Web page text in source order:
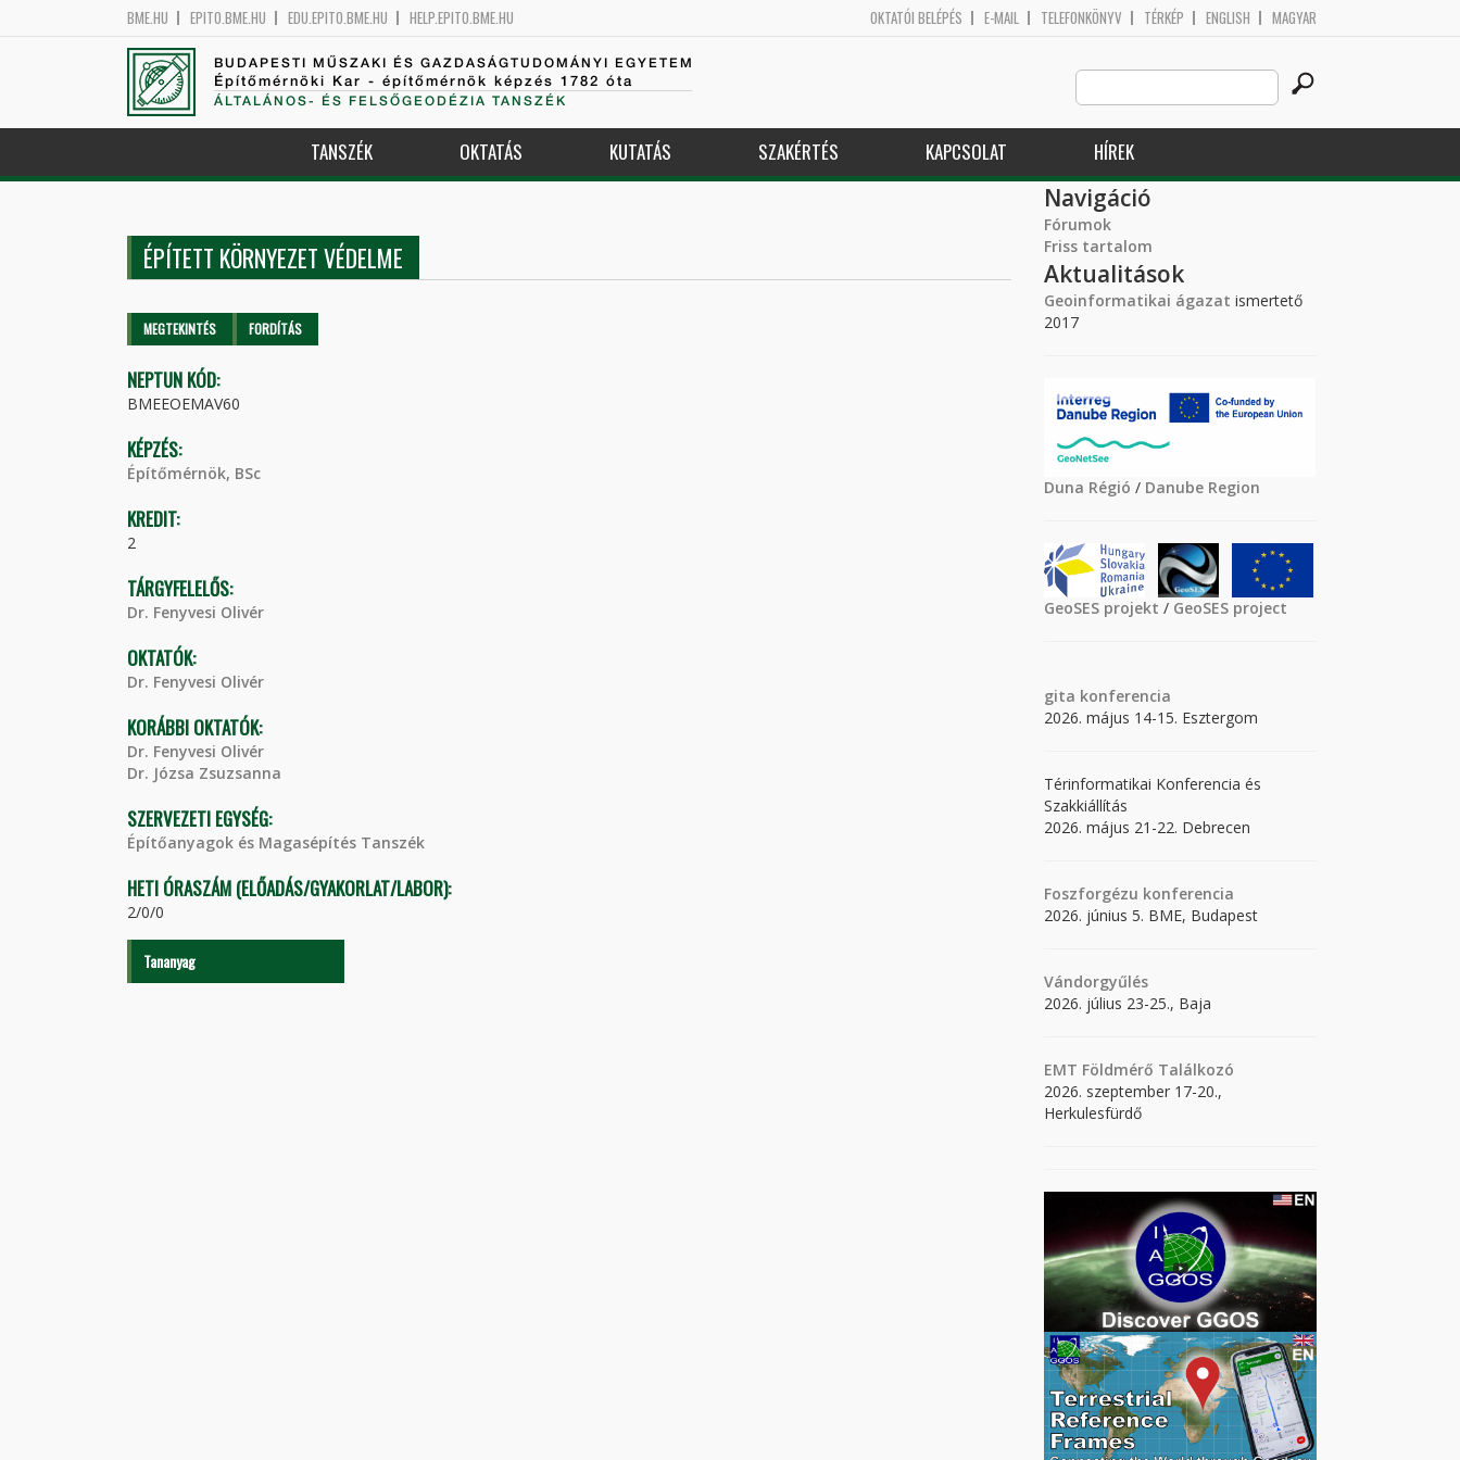
BME.HU EPITO.BME.HU EDU.EPITO.BME.HU HELP.EPITO.BME.HU OKTATÓI BELÉPÉS E-MAIL TELEFONKÖNYV TÉRKÉP ENGLISH MAGYAR
BUDAPESTI MŰSZAKI ÉS GAZDASÁGTUDOMÁNYI EGYETEM
Építőmérnöki Kar - építőmérnök képzés 1782 óta
ÁLTALÁNOS- ÉS FELSŐGEODÉZIA TANSZÉK
Search
this
site
TANSZÉK OKTATÁS KUTATÁS SZAKÉRTÉS KAPCSOLAT HÍREK
ÉPÍTETT KÖRNYEZET VÉDELME
Elsődleges fülek
MEGTEKINTÉS (AKTÍVFORDÍTÁS
NEPTUN KÓD:
BMEEOEMAV60
KÉPZÉS:
Építőmérnök, BSc
KREDIT:
2
TÁRGYFELELŐS:
Dr. Fenyvesi Olivér
OKTATÓK:
Dr. Fenyvesi Olivér
KORÁBBI OKTATÓK:
Dr. Fenyvesi Olivér
Dr. Józsa Zsuzsanna
SZERVEZETI EGYSÉG:
Építőanyagok és Magasépítés Tanszék
HETI ÓRASZÁM (ELŐADÁS/GYAKORLAT/LABOR):
2/0/0
Tananyag
Navigáció
Fórumok
Friss tartalom
Aktualitások
Geoinformatikai ágazat ismertető
2017
Duna Régió / Danube Region
GeoSES projekt / GeoSES project
gita konferencia
2026. május 14-15. Esztergom
Térinformatikai Konferencia és
Szakkiállítás
2026. május 21-22. Debrecen
Foszforgézu konferencia
2026. június 5. BME, Budapest
Vándorgyűlés
2026. július 23-25., Baja
EMT Földmérő Találkozó
2026. szeptember 17-20.,
Herkulesfürdő